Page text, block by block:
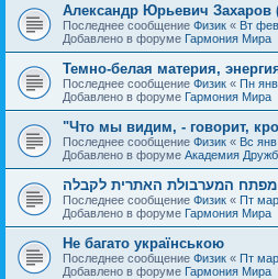
Александр Юрьевич Захаров
Последнее сообщение Физик « Вт
Добавлено в форуме Гармония Мира
Темно-белая материя,
Последнее сообщение Физик « Пн
Добавлено в форуме Гармония Мира
"Что мы видим, - говорит,
Последнее сообщение Физик « Вс
Добавлено в форуме Академия
מפתח המערבולת האתרית לקבלה
Последнее сообщение Физик « Пт
Добавлено в форуме Гармония Мира
Не багато українською
Последнее сообщение Физик « Пт
Добавлено в форуме Гармония Мира